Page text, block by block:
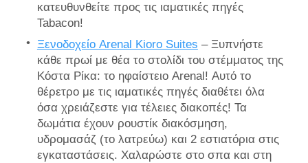
κατευθυνθείτε προς τις ιαματικές πηγές
Tabacon!
Ξενοδοχείο Arenal Kioro Suites – Ξυπνήστε
κάθε πρωί με θέα το στολίδι του στέμματος της
Κόστα Ρίκα: το ηφαίστειο Arenal! Αυτό το
θέρετρο με τις ιαματικές πηγές διαθέτει όλα
όσα χρειάζεστε για τέλειες διακοπές! Τα
δωμάτια έχουν ρουστίκ διακόσμηση,
υδρομασάζ (το λατρεύω) και 2 εστιατόρια στις
εγκαταστάσεις. Χαλαρώστε στο σπα και στη